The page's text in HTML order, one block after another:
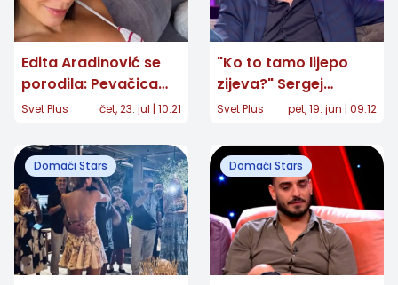
Edita Aradinović se
porodila: Pevačica
objavila prvu
Svet Plus čet, 23. jul | 10:21
"Ko to tamo lijepo
zijeva?" Sergej
Ćetković posle 40
koji je mnoge
raznežio
Svet Plus pet, 19. jun | 09:12
Domaći Stars Domaći Stars